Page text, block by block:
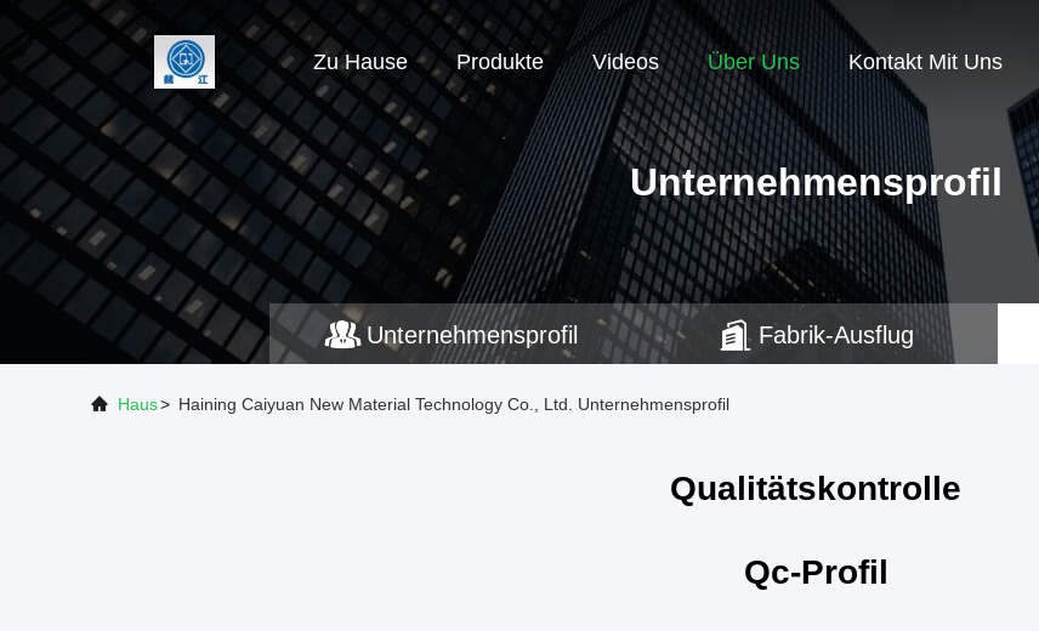
Zu Hause Produkte Videos Über Uns Kontakt Mit Uns
Unternehmensprofil
Unternehmensprofil Fabrik-Ausflug
Haus> Haining Caiyuan New Material Technology Co., Ltd. Unternehmensprofil
Qualitätskontrolle
Qc-Profil